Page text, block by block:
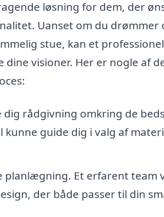
løsning for dem, der
Uanset om du drømmer
stue, kan et
visioner. Her er nogle af
rådgivning omkring de
guide dig i valg af
planlægning. Et erfarent team
der både passer til din